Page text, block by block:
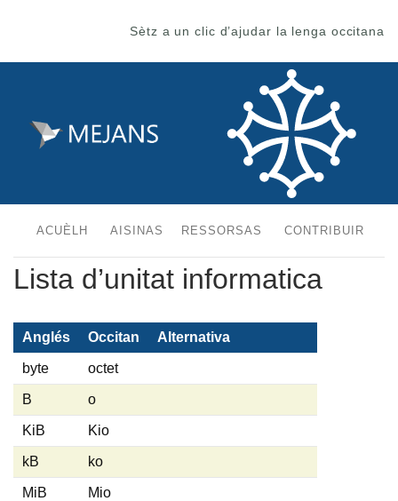
Sètz a un clic d’ajudar la lenga occitana
ACUÈLH AISINAS RESSORSAS CONTRIBUIR
Lista d’unitat informatica
Anglés Occitan Alternativa
byte octet
B o
KiB Kio
kB ko
MiB Mio